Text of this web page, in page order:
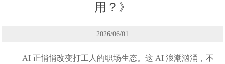
用？》
2026/06/01
AI 正悄悄改变打工人的职场生态。这 AI 浪潮汹涌，不